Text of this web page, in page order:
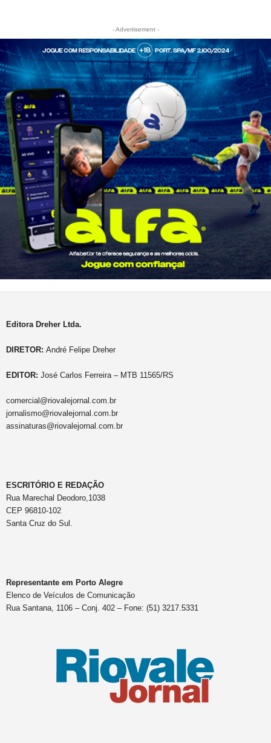
- Advertisement -
Editora Dreher Ltda.
DIRETOR: André Felipe Dreher
EDITOR: José Carlos Ferreira – MTB 11565/RS
comercial@riovalejornal.com.br
jornalismo@riovalejornal.com.br
assinaturas@riovalejornal.com.br
ESCRITÓRIO E REDAÇÃO
Rua Marechal Deodoro,1038
CEP 96810-102
Santa Cruz do Sul.
Representante em Porto Alegre
Elenco de Veículos de Comunicação
Rua Santana, 1106 – Conj. 402 – Fone: (51) 3217.5331